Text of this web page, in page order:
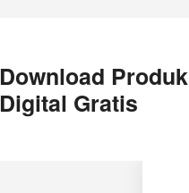
Download Produk
Digital Gratis